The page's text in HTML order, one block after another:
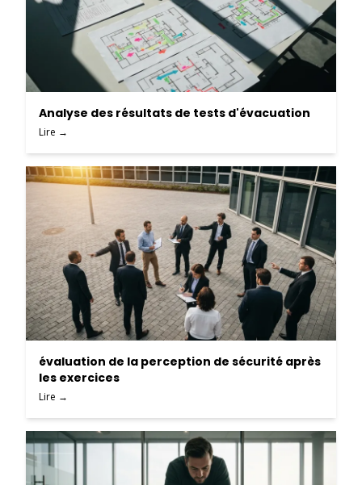
Analyse des résultats de tests d'évacuation
Lire →
évaluation de la perception de sécurité après
les exercices
Lire →